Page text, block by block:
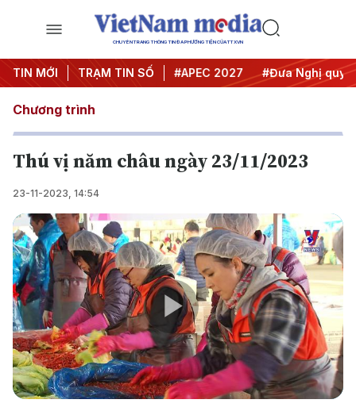
CHUYÊN TRANG THÔNG TIN ĐA PHƯƠNG TIỆN CỦA TTXVN
TIN MỚI TRẠM TIN SỐ
#Hội nghị Trung ương 3 #APEC 2027 #Đưa Nghị quyết
Chương trình
Thú vị năm châu ngày 23/11/2023
23-11-2023, 14:54
Play
Video